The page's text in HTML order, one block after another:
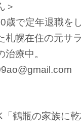
＞
歳で定年退職を
札幌在住の元サ
療中。
鶴瓶の家族に乾